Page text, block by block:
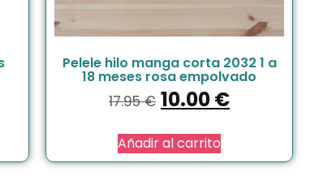
Pelele hilo manga corta 2032 1 a
18 meses rosa empolvado
17.95€ 10.00€
Añadir al carrito